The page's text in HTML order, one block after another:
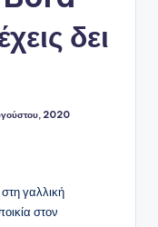
δει
2020
γαλλική
στον